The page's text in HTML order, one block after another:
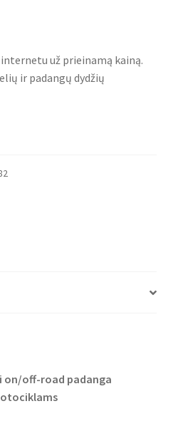
už prieinamą kainą.
ir padangų dydžių
on/off-road padanga